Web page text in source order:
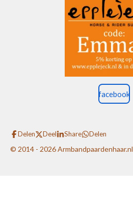
facebook
Delen Deel Share Delen
© 2014 - 2026 Armbandpaardenhaar.nl